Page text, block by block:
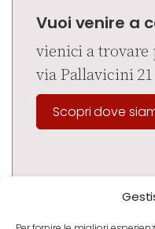
Vuoi venire a
vienici a trovare
via Pallavicini
Scopri dove